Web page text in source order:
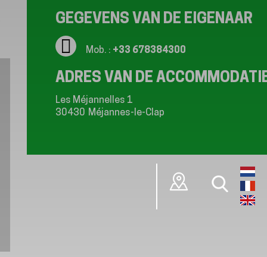
GEGEVENS VAN DE EIGENAAR
Mob. : +33 678384300
ADRES VAN DE
Les Méjannelles 1
30430 Méjannes-le-Clap